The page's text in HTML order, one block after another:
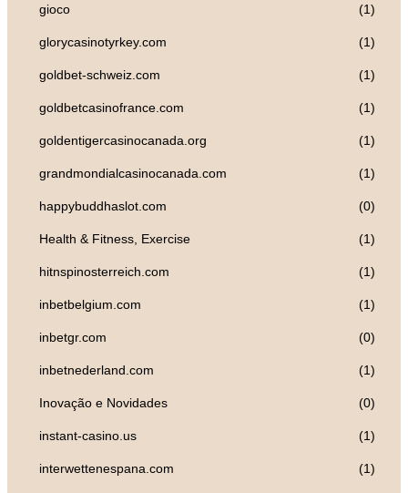
gioco (1)
glorycasinotyrkey.com (1)
goldbet-schweiz.com (1)
goldbetcasinofrance.com (1)
goldentigercasinocanada.org (1)
grandmondialcasinocanada.com (1)
happybuddhaslot.com (0)
Health & Fitness, Exercise (1)
hitnspinosterreich.com (1)
inbetbelgium.com (1)
inbetgr.com (0)
inbetnederland.com (1)
Inovação e Novidades (0)
instant-casino.us (1)
interwettenespana.com (1)